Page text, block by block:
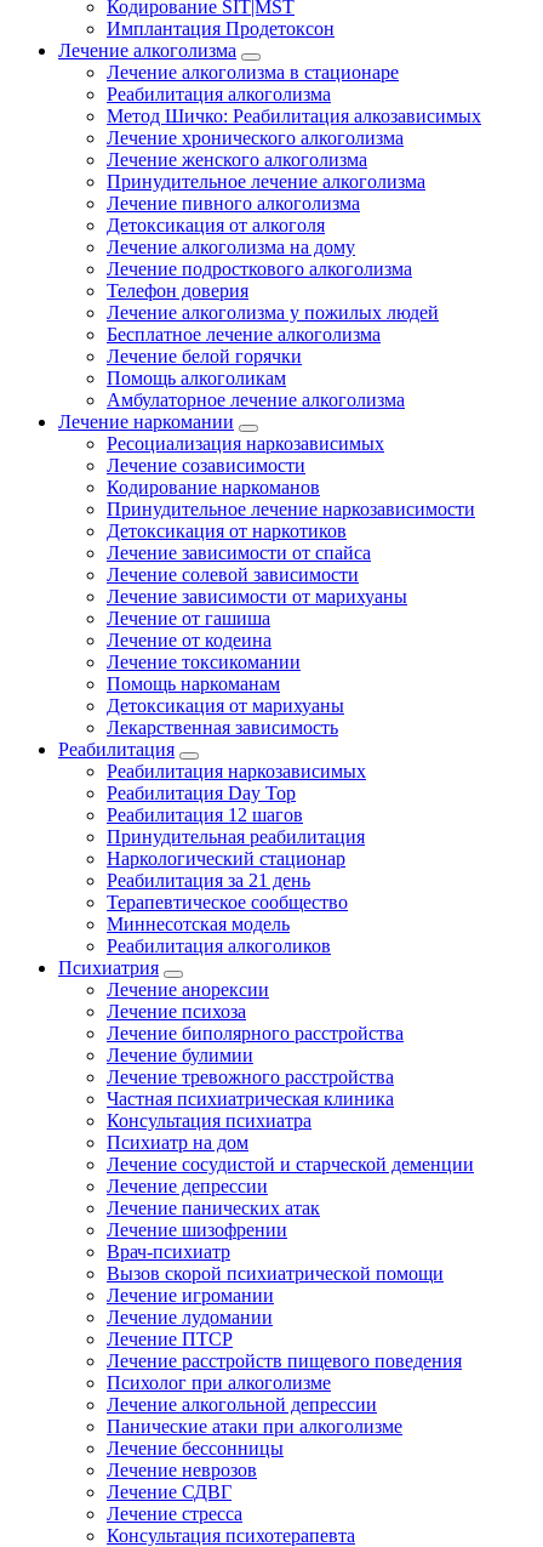
Кодирование SIT|MST
Имплантация Продетоксон
Лечение алкоголизма
Лечение алкоголизма в стационаре
Реабилитация алкоголизма
Метод Шичко: Реабилитация алкозависимых
Лечение хронического алкоголизма
Лечение женского алкоголизма
Принудительное лечение алкоголизма
Лечение пивного алкоголизма
Детоксикация от алкоголя
Лечение алкоголизма на дому
Лечение подросткового алкоголизма
Телефон доверия
Лечение алкоголизма у пожилых людей
Бесплатное лечение алкоголизма
Лечение белой горячки
Помощь алкоголикам
Амбулаторное лечение алкоголизма
Лечение наркомании
Ресоциализация наркозависимых
Лечение созависимости
Кодирование наркоманов
Принудительное лечение наркозависимости
Детоксикация от наркотиков
Лечение зависимости от спайса
Лечение солевой зависимости
Лечение зависимости от марихуаны
Лечение от гашиша
Лечение от кодеина
Лечение токсикомании
Помощь наркоманам
Детоксикация от марихуаны
Лекарственная зависимость
Реабилитация
Реабилитация наркозависимых
Реабилитация Day Top
Реабилитация 12 шагов
Принудительная реабилитация
Наркологический стационар
Реабилитация за 21 день
Терапевтическое сообщество
Миннесотская модель
Реабилитация алкоголиков
Психиатрия
Лечение анорексии
Лечение психоза
Лечение биполярного расстройства
Лечение булимии
Лечение тревожного расстройства
Частная психиатрическая клиника
Консультация психиатра
Психиатр на дом
Лечение сосудистой и старческой деменции
Лечение депрессии
Лечение панических атак
Лечение шизофрении
Врач-психиатр
Вызов скорой психиатрической помощи
Лечение игромании
Лечение лудомании
Лечение ПТСР
Лечение расстройств пищевого поведения
Психолог при алкоголизме
Лечение алкогольной депрессии
Панические атаки при алкоголизме
Лечение бессонницы
Лечение неврозов
Лечение СДВГ
Лечение стресса
Консультация психотерапевта